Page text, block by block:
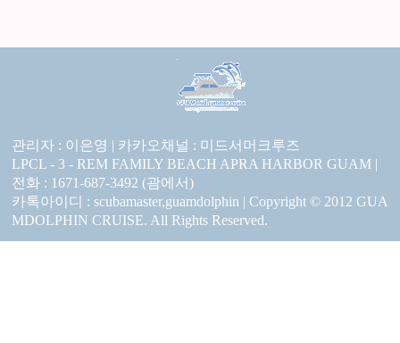
관리자 : 이은영 | 카카오채널 : 미드서머크루즈
LPCL - 3 - REM FAMILY BEACH APRA HARBOR GUAM |
전화 : 1671-687-3492 (괌에서)
카톡아이디 : scubamaster,guamdolphin | Copyright © 2012 GUA
MDOLPHIN CRUISE. All Rights Reserved.